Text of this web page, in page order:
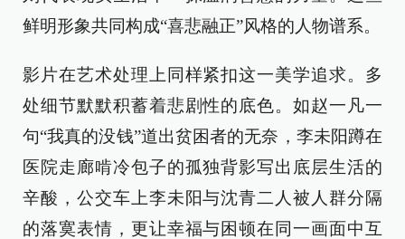
鲜明形象共同构成“喜悲融正”风格的人物谱系。
影片在艺术处理上同样紧扣这一美学追求。多
处细节默默积蓄着悲剧性的底色。如赵一凡一
句“我真的没钱”道出贫困者的无奈，李未阳蹲在
医院走廊啃冷包子的孤独背影写出底层生活的
辛酸，公交车上李未阳与沈青二人被人群分隔
的落寞表情，更让幸福与困顿在同一画面中互